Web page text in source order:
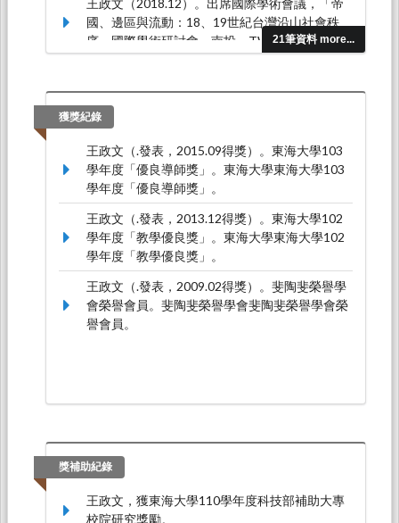
21筆資料 more...
國、邊區與流動：18、19世紀台灣沿山社會秩
序」國際學術研討會。南投，TWN, 台灣。
日」的過去式與現在式：「紀念」台灣義勇隊的
歷史反思。「趙明河義士殉國九十週忌—韓國獨
立運動暨台灣」國際學術研討會，TWN, 台灣。
獲獎紀錄
王政文（.發表，2015.09得獎）。東海大學103
學年度「優良導師獎」。東海大學東海大學103
學年度「優良導師獎」。
王政文（.發表，2013.12得獎）。東海大學102
學年度「教學優良獎」。東海大學東海大學102
學年度「教學優良獎」。
王政文（.發表，2009.02得獎）。斐陶斐榮譽學
會榮譽會員。斐陶斐榮譽學會斐陶斐榮譽學會榮
譽會員。
獎補助紀錄
王政文，獲東海大學110學年度科技部補助大專
校院研究獎勵。